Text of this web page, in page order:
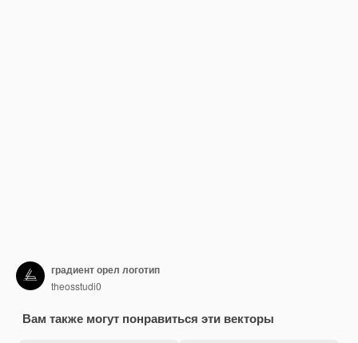
градиент орел логотип
theosstudi0
Вам также могут понравиться эти векторы